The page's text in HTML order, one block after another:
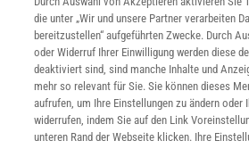
Mediadaten
Datenschutz
Nutzungsbedingungen
Cookie-Einstellungen
Utiq verwalten
Nutzungsbasierte Onlinewerbung
Alle Artikel
die unter „Wir und unsere Partner verarbeiten
bereitzustellen“ aufgeführten Zwecke. Durch
oder Widerruf Ihrer Einwilligung werden diese
deaktiviert sind, sind manche Inhalte und
mehr so relevant für Sie. Sie können dieses
aufrufen, um Ihre Einstellungen zu ändern oder
widerrufen, indem Sie auf den Link
unteren Rand der Webseite klicken. Ihre